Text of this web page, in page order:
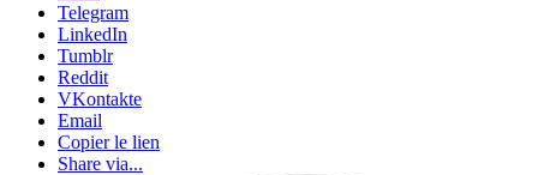
Telegram
LinkedIn
Tumblr
Reddit
VKontakte
Email
Copier le lien
Share via...